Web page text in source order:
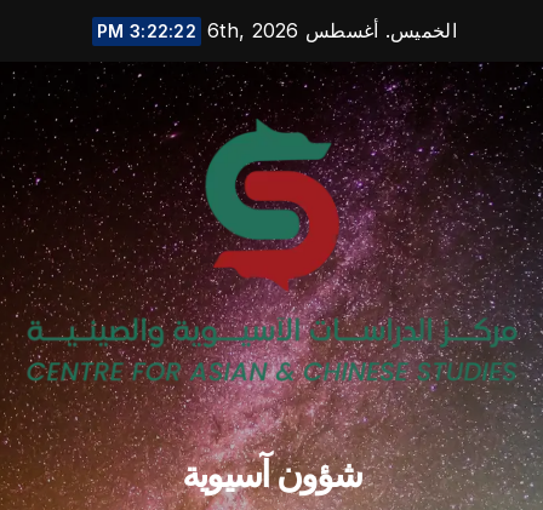
content
الخميس. أغسطس 6th, 2026 3:22:24 PM
شؤون آسيوية